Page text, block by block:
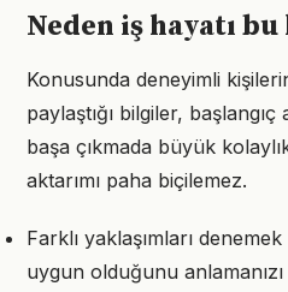
Neden iş hayatı
Konusunda deneyimli
paylaştığı bilgiler,
başa çıkmada büyük
aktarımı paha biçilemez.
Farklı yaklaşımları
uygun olduğunu